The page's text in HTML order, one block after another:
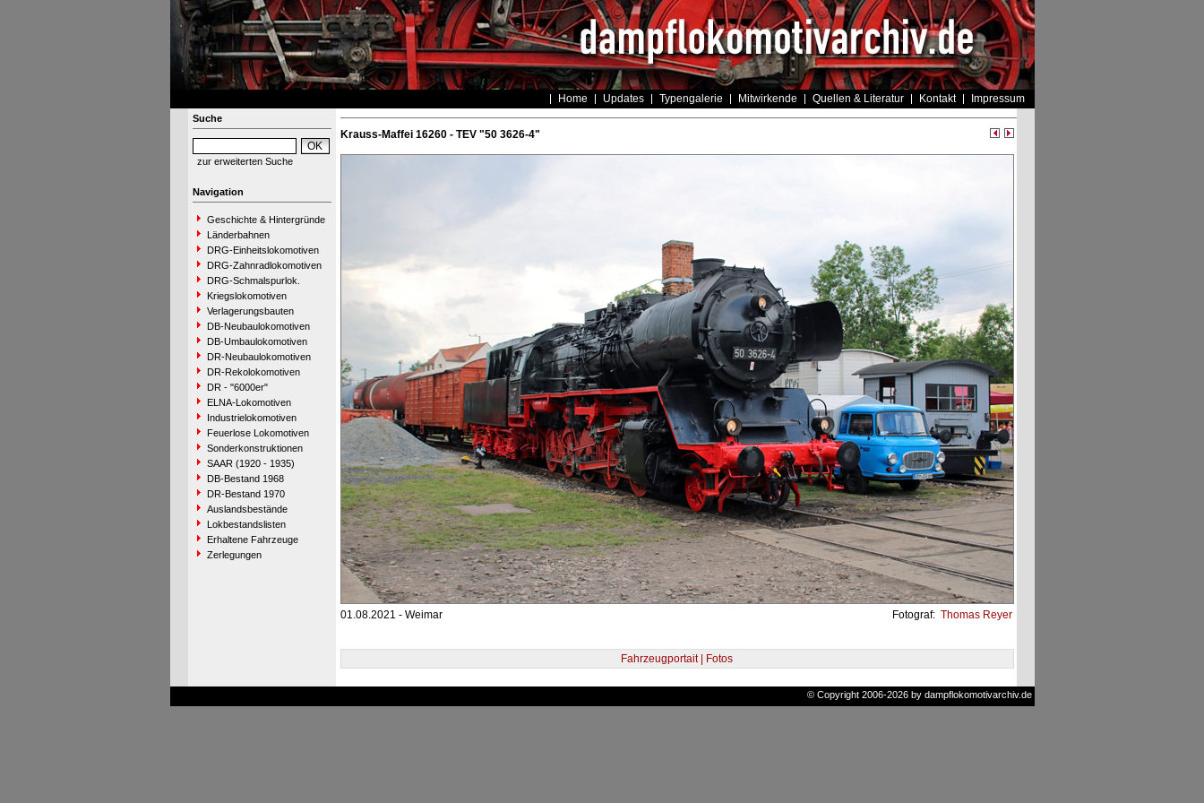
Home Updates Typengalerie Mitwirkende Quellen & Literatur Kontakt Impressum
Suche
zur erweiterten Suche
Navigation
Geschichte & Hintergründe
Länderbahnen
DRG-Einheitslokomotiven
DRG-Zahnradlokomotiven
DRG-Schmalspurlok.
Kriegslokomotiven
Verlagerungsbauten
DB-Neubaulokomotiven
DB-Umbaulokomotiven
DR-Neubaulokomotiven
DR-Rekolokomotiven
DR - "6000er"
ELNA-Lokomotiven
Industrielokomotiven
Feuerlose Lokomotiven
Sonderkonstruktionen
SAAR (1920 - 1935)
DB-Bestand 1968
DR-Bestand 1970
Auslandsbestände
Lokbestandslisten
Erhaltene Fahrzeuge
Zerlegungen
Krauss-Maffei 16260 - TEV "50 3626-4"
01.08.2021 - Weimar Fotograf: Thomas Reyer
Fahrzeugportait | Fotos
© Copyright 2006-2026 by dampflokomotivarchiv.de